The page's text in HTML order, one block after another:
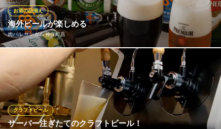
っております。日本酒はもちろんのこと、焼酎、カクテルも拘り
ます。
和食日和 おさけと 神保町
厳選日本酒とくずし割烹
都営三田線神保町駅A9番出口 徒歩2分
東京都千代田区神田錦町3-16 五十嵐ビル1F
海外ビールが楽しめる
肉バル サンガム 神保町店
お酒の品揃え
当店は海外から取り寄せたビールのご用意がございます！香り・
味わいが多様で、肉やグリルステーキと絶妙にマッチし口の中を
リセットしつつ、肉の旨味を引き立てます。グリルと一緒に是非
お楽しみください！
肉バル サンガム 神保町店
サーバー注ぎたてのクラフトビール！
クラフトビール